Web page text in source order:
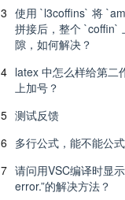
3 使用 `l3coffins` 将
拼接后，整个 `coffin`
隙，如何解决？
4 latex 中怎么样给第二
上加号？
5 测试反馈
6 多行公式，能不能公
7 请问用VSC编译时显
error.”的解决方法？